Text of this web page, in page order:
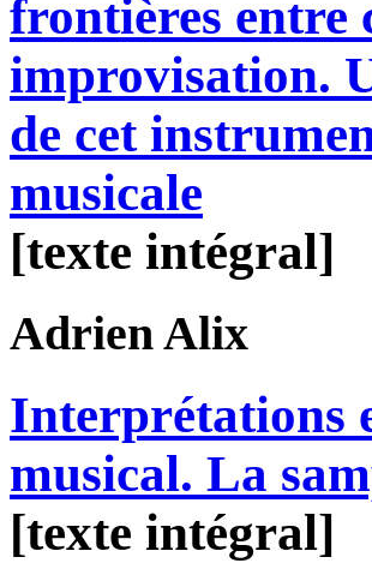
frontières entre
improvisation.
de cet
musicale
[texte intégral]
AdrienAlix
Interprétations
musical. La
[texte intégral]